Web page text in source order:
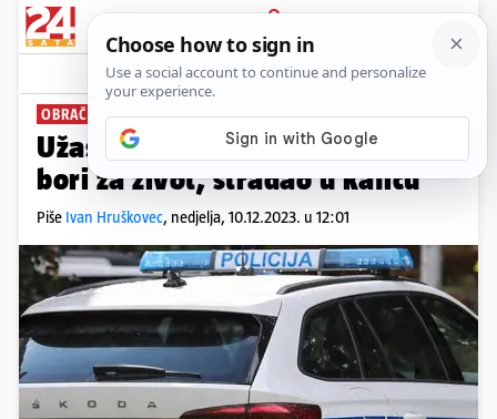
PRIJAVA
News Komentari
OBRAČUN U KAFIĆU?
Užas u Makarskoj: Muškarac se
bori za život, stradao u kafiću
Piše Ivan Hruškovec, nedjelja, 10.12.2023. u 12:01